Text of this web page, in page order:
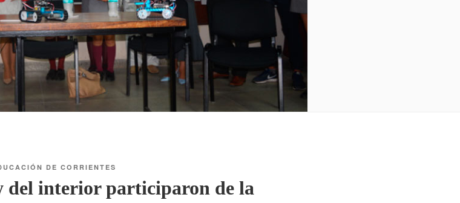
DE CORRIENTES
del interior participaron de la